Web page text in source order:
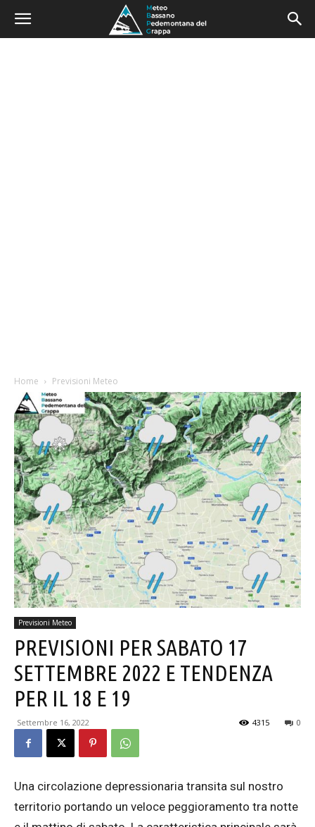
Home Previsioni Meteo
Previsioni Meteo
PREVISIONI PER SABATO 17
SETTEMBRE 2022 E TENDENZA
PER IL 18 E 19
Settembre 16, 2022 0
4315
Una circolazione depressionaria transita sul nostro
territorio portando un veloce peggioramento tra notte